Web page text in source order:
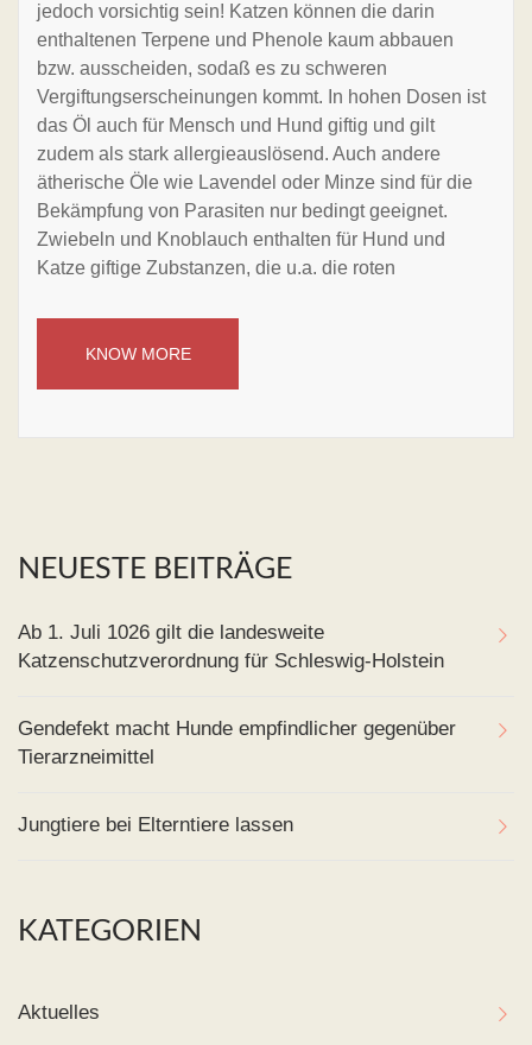
jedoch vorsichtig sein! Katzen können die darin
enthaltenen Terpene und Phenole kaum abbauen
bzw. ausscheiden, sodaß es zu schweren
Vergiftungserscheinungen kommt. In hohen Dosen ist
das Öl auch für Mensch und Hund giftig und gilt
zudem als stark allergieauslösend. Auch andere
ätherische Öle wie Lavendel oder Minze sind für die
Bekämpfung von Parasiten nur bedingt geeignet.
Zwiebeln und Knoblauch enthalten für Hund und
Katze giftige Zubstanzen, die u.a. die roten
KNOW MORE
NEUESTE BEITRÄGE
Ab 1. Juli 1026 gilt die landesweite
Katzenschutzverordnung für Schleswig-Holstein
Gendefekt macht Hunde empfindlicher gegenüber
Tierarzneimittel
Jungtiere bei Elterntiere lassen
KATEGORIEN
Aktuelles